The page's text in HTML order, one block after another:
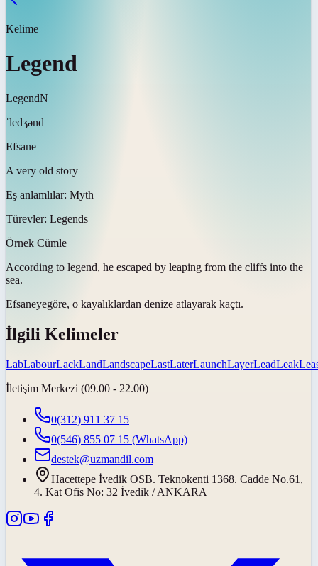
Kelime
Legend
LegendN
ˈledʒənd
Efsane
A very old story
Eş anlamlılar: Myth
Türevler: Legends
Örnek Cümle
According to legend, he escaped by leaping from the cliffs into the
sea.
Efsaneyegöre, o kayalıklardan denize atlayarak kaçtı.
İlgili Kelimeler
LabLabourLackLandLandscapeLastLaterLaunchLayerLeadLeak
İletişim Merkezi (09.00 - 22.00)
0(312) 911 37 15
0(546) 855 07 15 (WhatsApp)
destek@uzmandil.com
Hacettepe İvedik OSB. Teknokenti 1368. Cadde No.61,
4. Kat Ofis No: 32 İvedik / ANKARA